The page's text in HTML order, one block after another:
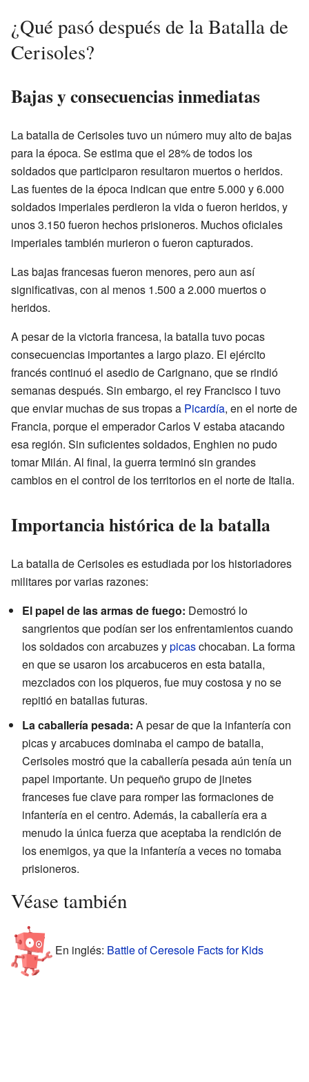
¿Qué pasó después de la Batalla de
Cerisoles?
Bajas y consecuencias inmediatas
La batalla de Cerisoles tuvo un número muy alto de bajas
para la época. Se estima que el 28% de todos los
soldados que participaron resultaron muertos o heridos.
Las fuentes de la época indican que entre 5.000 y 6.000
soldados imperiales perdieron la vida o fueron heridos, y
unos 3.150 fueron hechos prisioneros. Muchos oficiales
imperiales también murieron o fueron capturados.
Las bajas francesas fueron menores, pero aun así
significativas, con al menos 1.500 a 2.000 muertos o
heridos.
A pesar de la victoria francesa, la batalla tuvo pocas
consecuencias importantes a largo plazo. El ejército
francés continuó el asedio de Carignano, que se rindió
semanas después. Sin embargo, el rey Francisco I tuvo
que enviar muchas de sus tropas a Picardía, en el norte de
Francia, porque el emperador Carlos V estaba atacando
esa región. Sin suficientes soldados, Enghien no pudo
tomar Milán. Al final, la guerra terminó sin grandes
cambios en el control de los territorios en el norte de Italia.
Importancia histórica de la batalla
La batalla de Cerisoles es estudiada por los historiadores
militares por varias razones:
El papel de las armas de fuego: Demostró lo
sangrientos que podían ser los enfrentamientos cuando
los soldados con arcabuzes ypicaschocaban. La forma
en que se usaron los arcabuceros en esta batalla,
mezclados con los piqueros, fue muy costosa y no se
repitió en batallas futuras.
La caballería pesada: A pesar de que la infantería con
picas y arcabuces dominaba el campo de batalla,
Cerisoles mostró que la caballería pesada aún tenía un
papel importante. Un pequeño grupo de jinetes
franceses fue clave para romper las formaciones de
infantería en el centro. Además, la caballería era a
menudo la única fuerza que aceptaba la rendición de
los enemigos, ya que la infantería a veces no tomaba
prisioneros.
Véase también
En inglés: Battle of Ceresole Facts for Kids